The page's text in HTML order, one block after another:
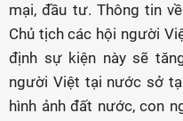
mại, đầu tư. Thông tin
Chủ tịch các hội người
định sự kiện này sẽ
người Việt tại nước sở
hình ảnh đất nước, con